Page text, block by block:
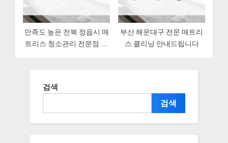
만족도 높은 전북 정읍시 매
트리스 청소관리 전문점 한
부산 해운대구 전문 매트리
스 클리닝 안내드립니다
검색
검색